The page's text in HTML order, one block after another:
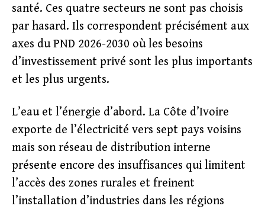
santé. Ces quatre secteurs ne sont pas choisis
par hasard. Ils correspondent précisément aux
axes du PND 2026-2030 où les besoins
d’investissement privé sont les plus importants
et les plus urgents.
L’eau et l’énergie d’abord. La Côte d’Ivoire
exporte de l’électricité vers sept pays voisins
mais son réseau de distribution interne
présente encore des insuffisances qui limitent
l’accès des zones rurales et freinent
l’installation d’industries dans les régions